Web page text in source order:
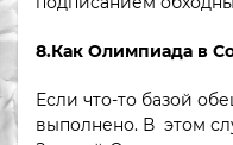
8.Как Олимпиада в
Если что-то базой
выполнено. В этом